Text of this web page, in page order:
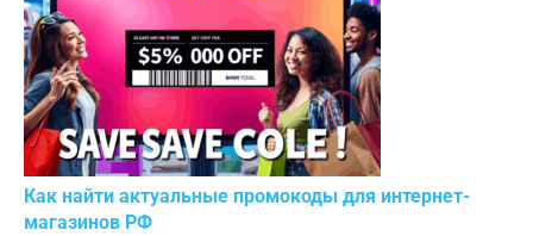
Как найти актуальные промокоды для интернет-
магазинов РФ